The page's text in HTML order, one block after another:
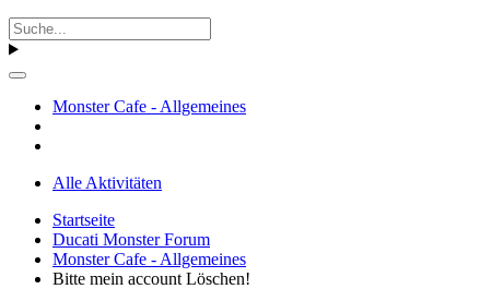
Monster Cafe - Allgemeines
Alle Aktivitäten
Startseite
Ducati Monster Forum
Monster Cafe - Allgemeines
Bitte mein account Löschen!